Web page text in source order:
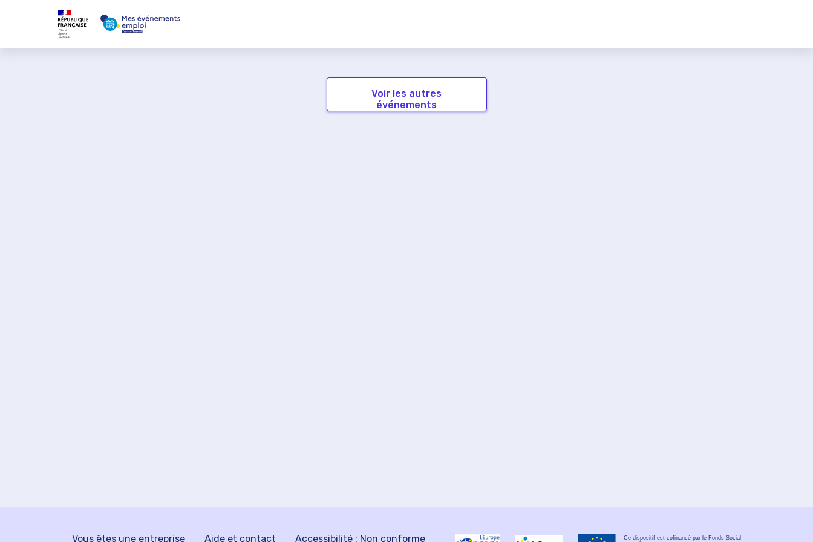
Voir les autres
événements
Vous êtes une entreprise Aide et contact Accessibilité : Non conforme
Ce dispositif est cofinancé par le Fonds Social